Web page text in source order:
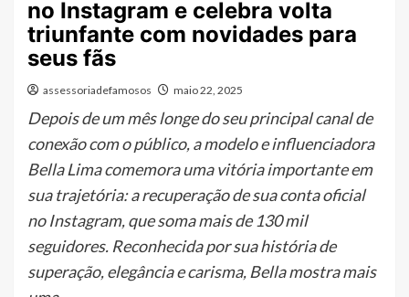
no Instagram e celebra volta
triunfante com novidades para
seus fãs
assessoriadefamosos maio 22, 2025
Depois de um mês longe do seu principal canal de
conexão com o público, a modelo e influenciadora
Bella Lima comemora uma vitória importante em
sua trajetória: a recuperação de sua conta oficial
no Instagram, que soma mais de 130 mil
seguidores. Reconhecida por sua história de
superação, elegância e carisma, Bella mostra mais